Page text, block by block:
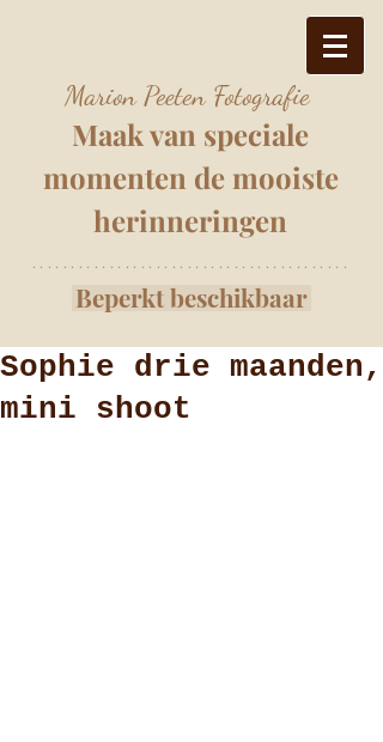
Marion Peeten Fotografie
Maak van speciale
momenten de mooiste
herinneringen
*****************************************
Beperkt beschikbaar
Sophie drie maanden,
mini shoot